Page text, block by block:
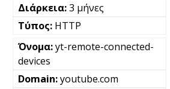
3 μήνες
HTTP
yt-remote-connected-
devices
youtube.com